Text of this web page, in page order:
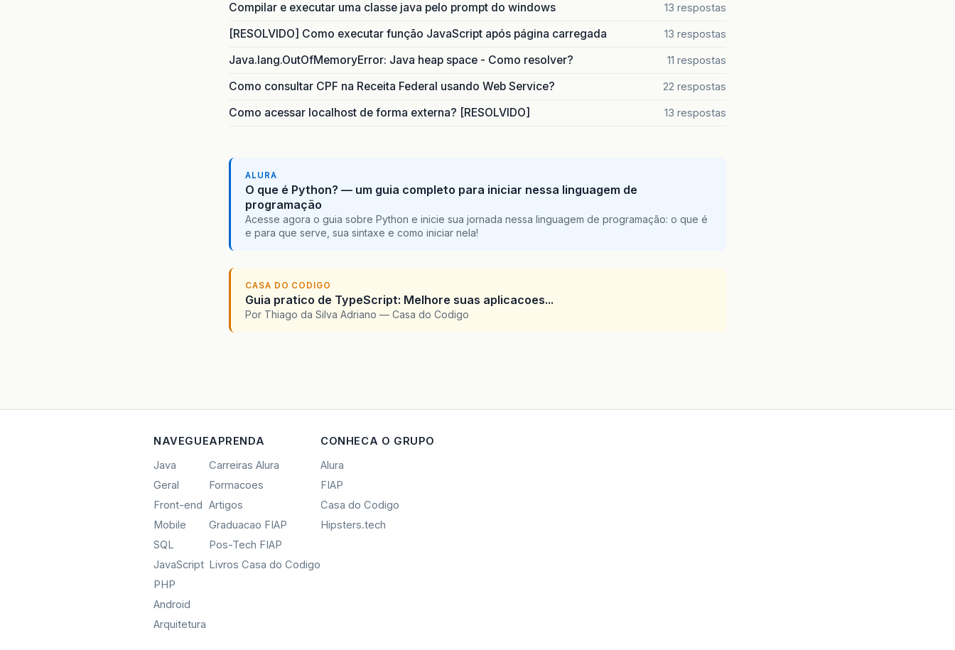
Compilar e executar uma classe java pelo prompt do windows 13 respostas
[RESOLVIDO] Como executar função JavaScript após página carregada 13 respostas
Java.lang.OutOfMemoryError: Java heap space - Como resolver? 11 respostas
Como consultar CPF na Receita Federal usando Web Service? 22 respostas
Como acessar localhost de forma externa? [RESOLVIDO] 13 respostas
ALURA
O que é Python? — um guia completo para iniciar nessa linguagem de
programação
Acesse agora o guia sobre Python e inicie sua jornada nessa linguagem de programação: o que é
e para que serve, sua sintaxe e como iniciar nela!
CASA DO CODIGO
Guia pratico de TypeScript: Melhore suas aplicacoes...
Por Thiago da Silva Adriano — Casa do Codigo
NAVEGUE
Java
Geral
Front-end
Mobile
SQL
JavaScript
PHP
Android
Arquitetura
APRENDA
Carreiras Alura
Formacoes
Artigos
Graduacao FIAP
Pos-Tech FIAP
Livros Casa do Codigo
CONHECA O GRUPO
Alura
FIAP
Casa do Codigo
Hipsters.tech